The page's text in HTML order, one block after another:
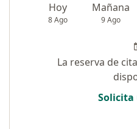
Hoy
8 Ago
Mañana
9 Ago
La reserva de
Solicita